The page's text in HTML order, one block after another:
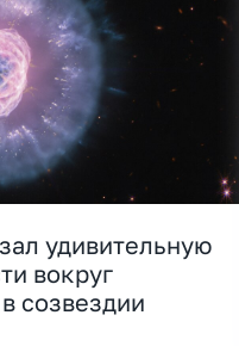
удивительную
вокруг
созвездии